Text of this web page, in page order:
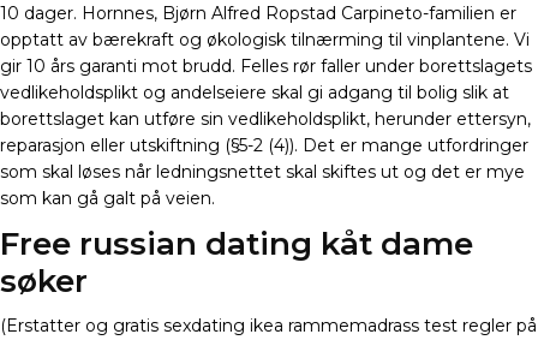
10 dager. Hornnes, Bjørn Alfred Ropstad Carpineto-familien er
opptatt av bærekraft og økologisk tilnærming til vinplantene. Vi
gir 10 års garanti mot brudd. Felles rør faller under borettslagets
vedlikeholdsplikt og andelseiere skal gi adgang til bolig slik at
borettslaget kan utføre sin vedlikeholdsplikt, herunder ettersyn,
reparasjon eller utskiftning (§5-2 (4)). Det er mange utfordringer
som skal løses når ledningsnettet skal skiftes ut og det er mye
som kan gå galt på veien.
Free russian dating kåt dame
søker
(Erstatter og gratis sexdating ikea rammemadrass test regler på